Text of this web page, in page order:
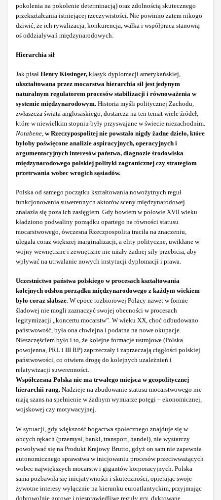
pokolenia na pokolenie determinacją) oraz zdolnością skutecznego
przekształcania istniejącej rzeczywistości. Nie powinno zatem nikogo
dziwić, że ich rywalizacja, konkurencja, walka i współpraca stanowią
oś oddziaływań międzynarodowych.
Hierarchia sił
Jak pisał Henry Kissinger, klasyk dyplomacji amerykańskiej,
ukształtowana przez mocarstwa hierarchia sił jest jedynym
naturalnym regulatorem procesów stabilizacji i równoważenia w
systemie międzynarodowym. Historia myśli politycznej Zachodu,
zwłaszcza świata anglosaskiego, dostarcza na ten temat wiele źródeł,
które w niewielkim stopniu były przyswajane w świecie niezachodnim.
Notabene w Rzeczypospolitej nie powstało nigdy żadne dzieło, które
byłoby poświęcone analizie aspiracyjnych, operacyjnych i
argumentacyjnych interesów państwa, diagnozie środowiska
międzynarodowego polskiej polityki zagranicznej czy strategiom
przetrwania wobec wrogich sąsiadów.
Polska od samego początku kształtowania nowożytnych reguł
funkcjonowania suwerennych aktorów sceny międzynarodowej
znalazła się poza ich zasięgiem. Gdy bowiem w połowie XVII wieku
kładziono podwaliny porządku opartego na równości statusu
mocarstwowego, ówczesna Rzeczpospolita traciła na znaczeniu,
ulegała coraz większej marginalizacji, a elity polityczne, uwikłane w
wojny wewnętrzne i zewnętrzne nie miały żadnej siły przebicia, aby
wpływać na utrwalanie nowych instytucji dyplomacji i prawa.
Uczestnictwo państwa polskiego w procesach kształtowania
kolejnych odsłon porządku międzynarodowego z każdym wiekiem
było coraz słabsze . W epoce rozbiorowej Polacy nawet w formie
śladowej nie mogli zaznaczyć swojej obecności w procesach
legitymizacji „koncertu mocarstw”. W wieku XX, choć odbudowano
państwowość, była ona chwiejna i podatna na nowe okupacje.
Nieszczęściem było i to, że kolejne formacje ustrojowe (Polska
powojenna, PRL i III RP) zaprzeczały i zaprzeczają ciągłości polskiej
państwowości, co otwiera drogę do kolejnych uzależnień i
relatywizacji suwerenności.
Współczesna Polska nie ma trwałego miejsca w geopolitycznej
hierarchii rang. Nadzieje na zbudowanie statusu mocarstwowego nie
mają szans na spełnienie w żadnym wymiarze potęgi – ekonomicznej,
wojskowej czy motywacyjnej.
W sytuacji, gdy większość bogactwa społecznego znajduje się w
obcych rękach (przemysł, banki, transport, handel), nie wystarczy
powoływać się na Produkt Krajowy Brutto, gdyż on sam nie zapewnia
autonomicznego sprawstwa w inicjowaniu procesów przeciwważących
wobec największych mocarstw i gigantów korporacyjnych. Polska
sama pozbawiła się inicjatywności i skuteczności, opierając swoje
żywotne interesy wyłącznie na kierunku euroatlantyckim, przyjmując
dobrowolnie gotowe i niesprawiedliwe reguły gry, dyktowane